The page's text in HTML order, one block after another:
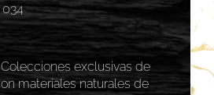
exclusivas de
materiales naturales de